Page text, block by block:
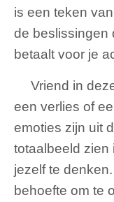
is een teken
de beslissingen
betaalt voor je
Vriend in
een verlies of
emoties zijn uit
totaalbeeld zien
jezelf te
behoefte om te